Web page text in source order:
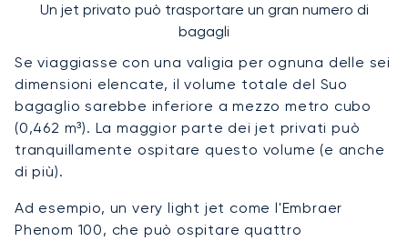
Un jet privato può trasportare un gran numero di
bagagli
Se viaggiasse con una valigia per ognuna delle sei
dimensioni elencate, il volume totale del Suo
bagaglio sarebbe inferiore a mezzo metro cubo
(0,462 m³). La maggior parte dei jet privati può
tranquillamente ospitare questo volume (e anche
di più).
Ad esempio, un very light jet come l'Embraer
Phenom 100, che può ospitare quattro